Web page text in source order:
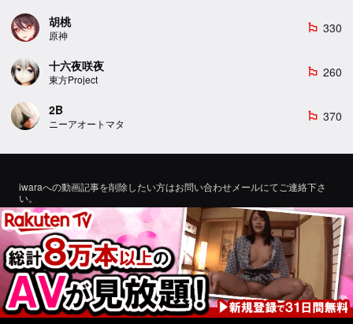
胡桃
原神
emoji_flags 330
十六夜咲夜
東方Project
emoji_flags 260
2B
ニーアオートマタ
emoji_flags 370
iwaraへの動画記事を削除したい方はお問い合わせメールにてご連絡下さ
い。
If you would like to remove a video article to iwara, please contact us by
email for inquiry.
お問い合わせ ©2022 エロMMDTube